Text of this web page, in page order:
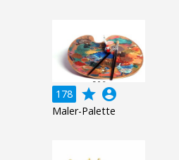
178 grade account_circle
Maler-Palette